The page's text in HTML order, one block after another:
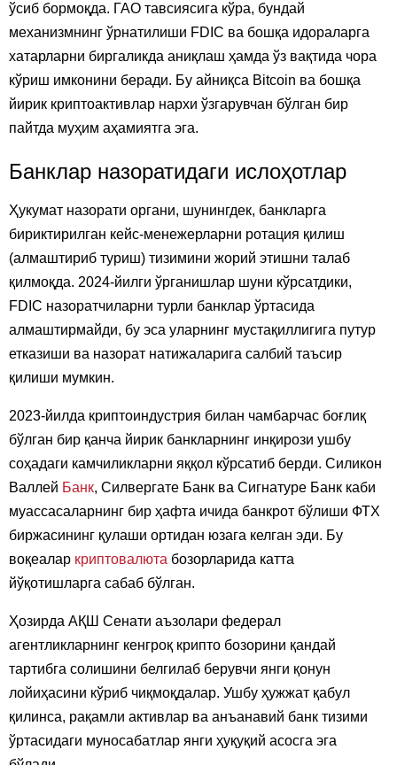
ўсиб бормоқда. ГАО тавсиясига кўра, бундай
механизмнинг ўрнатилиши FDIC ва бошқа идораларга
хатарларни биргаликда аниқлаш ҳамда ўз вақтида чора
кўриш имконини беради. Бу айниқса Bitcoin ва бошқа
йирик криптоактивлар нархи ўзгарувчан бўлган бир
пайтда муҳим аҳамиятга эга.
Банклар назоратидаги ислоҳотлар
Ҳукумат назорати органи, шунингдек, банкларга
бириктирилган кейс-менежерларни ротация қилиш
(алмаштириб туриш) тизимини жорий этишни талаб
қилмоқда. 2024-йилги ўрганишлар шуни кўрсатдики,
FDIC назоратчиларни турли банклар ўртасида
алмаштирмайди, бу эса уларнинг мустақиллигига путур
етказиши ва назорат натижаларига салбий таъсир
қилиши мумкин.
2023-йилда криптоиндустрия билан чамбарчас боғлиқ
бўлган бир қанча йирик банкларнинг инқирози ушбу
соҳадаги камчиликларни яққол кўрсатиб берди. Силикон
Валлей Банк, Силвергате Банк ва Сигнатуре Банк каби
муассасаларнинг бир ҳафта ичида банкрот бўлиши ФТХ
биржасининг қулаши ортидан юзага келган эди. Бу
воқеалар криптовалюта бозорларида катта
йўқотишларга сабаб бўлган.
Ҳозирда АҚШ Сенати аъзолари федерал
агентликларнинг кенгроқ крипто бозорини қандай
тартибга солишини белгилаб берувчи янги қонун
лойиҳасини кўриб чиқмоқдалар. Ушбу ҳужжат қабул
қилинса, рақамли активлар ва анъанавий банк тизими
ўртасидаги муносабатлар янги ҳуқуқий асосга эга